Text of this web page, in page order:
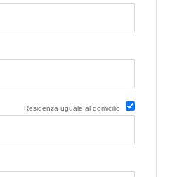
Residenza uguale al domicilio